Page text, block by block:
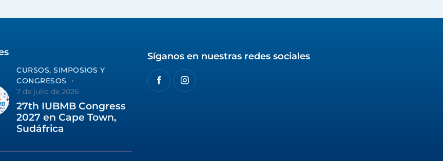
CURSOS, SIMPOSIOS Y
CONGRESOS
7 de julio de 2026
27th IUBMB Congress
2027 en Cape Town,
Sudáfrica
Síganos en nuestras redes sociales